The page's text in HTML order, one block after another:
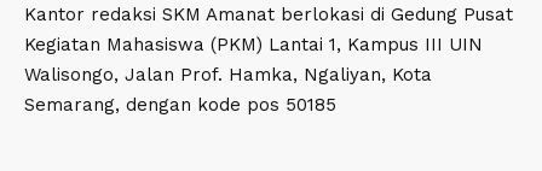
Kantor redaksi SKM Amanat berlokasi di Gedung Pusat
Kegiatan Mahasiswa (PKM) Lantai 1, Kampus III UIN
Walisongo, Jalan Prof. Hamka, Ngaliyan, Kota
Semarang, dengan kode pos 50185